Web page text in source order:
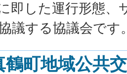
即した運行形態、
議する協議会です
鶴町地域公共